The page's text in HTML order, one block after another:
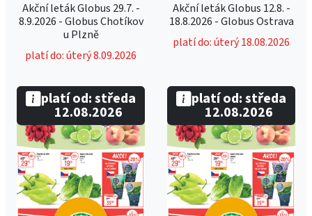
Akční leták Globus 29.7. -
8.9.2026 - Globus Chotíkov
u Plzně
platí do: úterý 8.09.2026
Akční leták Globus 12.8. -
18.8.2026 - Globus Ostrava
platí do: úterý 18.08.2026
platí od: středa
12.08.2026
platí od: středa
12.08.2026